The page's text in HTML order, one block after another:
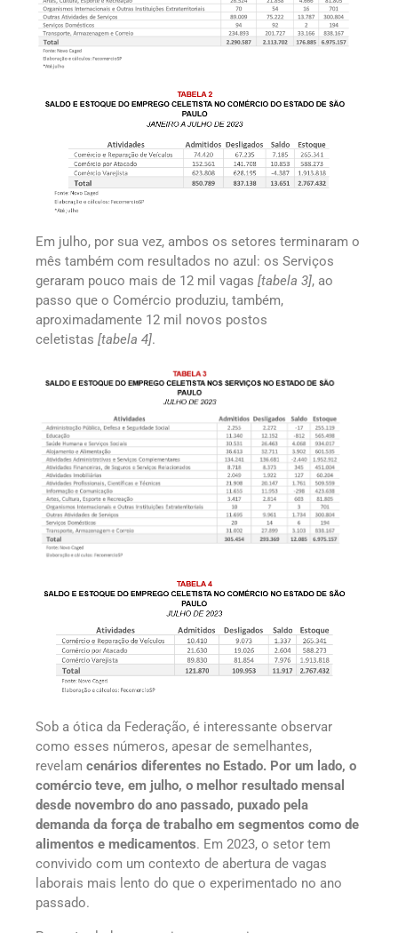
Em julho, por sua vez, ambos os setores terminaram o
mês também com resultados no azul: os Serviços
geraram pouco mais de 12 mil vagas [tabela 3], ao
passo que o Comércio produziu, também,
aproximadamente 12 mil novos postos
celetistas [tabela 4].
Sob a ótica da Federação, é interessante observar
como esses números, apesar de semelhantes,
revelam cenários diferentes no Estado. Por um lado, o
comércio teve, em julho, o melhor resultado mensal
desde novembro do ano passado, puxado pela
demanda da força de trabalho em segmentos como de
alimentos e medicamentos. Em 2023, o setor tem
convivido com um contexto de abertura de vagas
laborais mais lento do que o experimentado no ano
passado.